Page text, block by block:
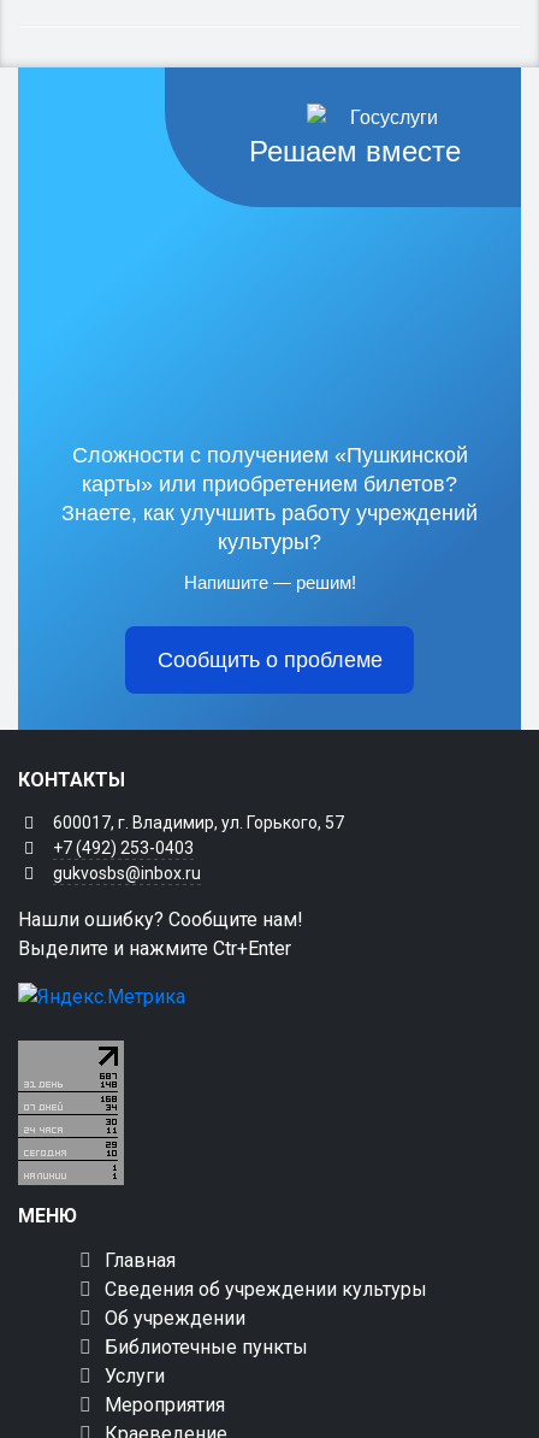
Решаем вместе
Сложности с получением «Пушкинской
карты» или приобретением билетов?
Знаете, как улучшить работу учреждений
культуры?
Напишите — решим!
Сообщить о проблеме
КОНТАКТЫ
600017, г. Владимир, ул. Горького, 57
+7 (492) 253-0403
gukvosbs@inbox.ru
Нашли ошибку? Сообщите нам!
Выделите и нажмите Ctr+Enter
МЕНЮ
Главная
Сведения об учреждении культуры
Об учреждении
Библиотечные пункты
Услуги
Мероприятия